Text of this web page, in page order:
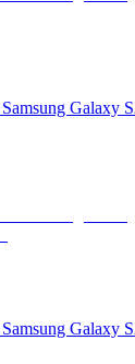
Galaxy
Galaxy